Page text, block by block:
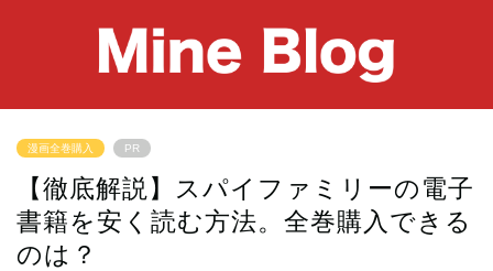
漫画全巻購入 PR
【徹底解説】スパイファミリーの電子
書籍を安く読む方法。全巻購入できる
のは？